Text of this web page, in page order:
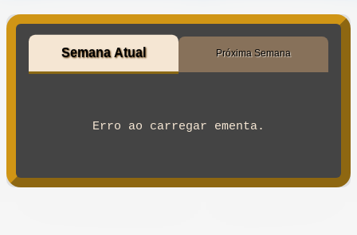
Semana Atual Próxima Semana
Erro ao carregar ementa.